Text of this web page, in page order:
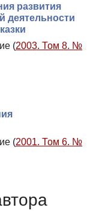
развития
деятельности
(2003. Том 8. №
(2001. Том 6. №